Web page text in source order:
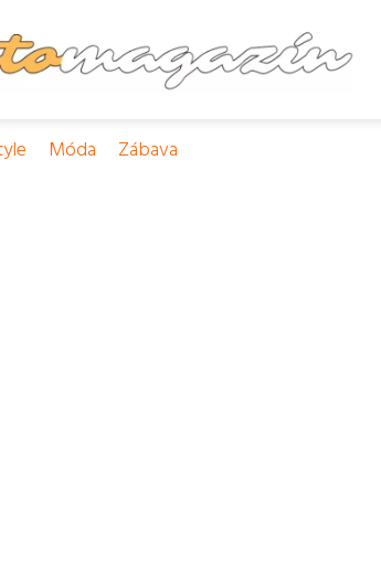
Móda Zábava